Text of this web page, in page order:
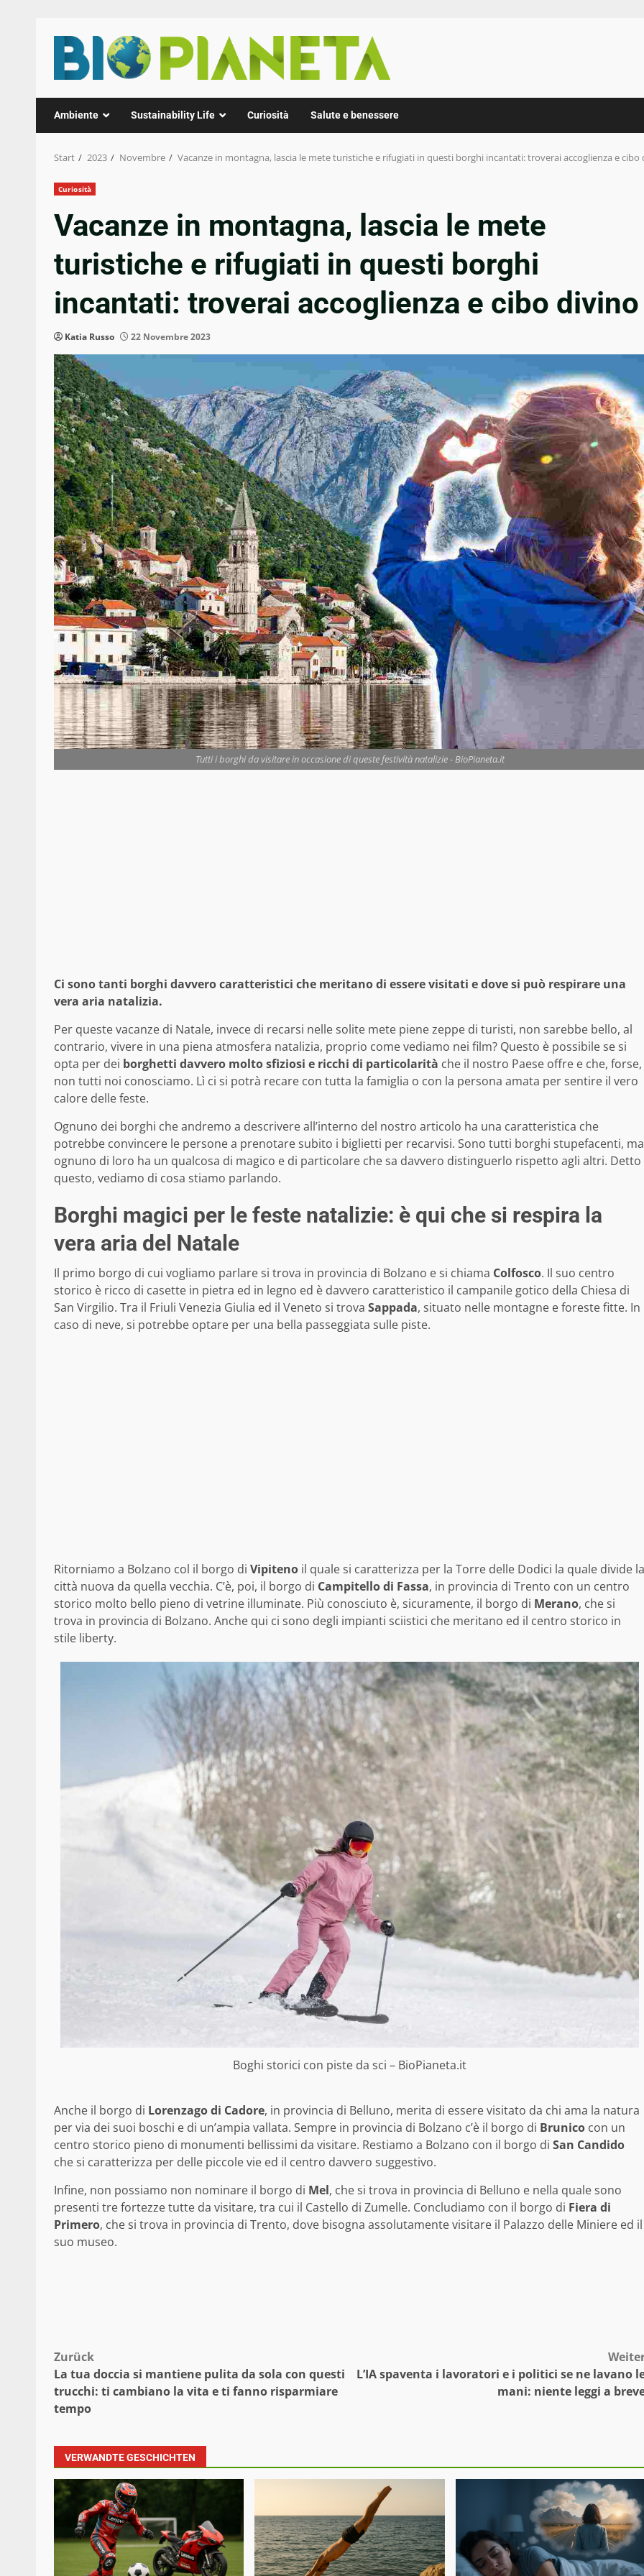
Inhalt
springen
Ambiente Sustainability Life Curiosità Salute e benessere
Start 2023 Novembre Vacanze in montagna, lascia le mete turistiche e rifugiati in questi borghi incantati: troverai accoglienza e cibo
Curiosità
Vacanze in montagna, lascia le mete
turistiche e rifugiati in questi borghi
incantati: troverai accoglienza e cibo divino
Katia Russo 22 Novembre 2023
Tutti i borghi da visitare in occasione di queste festività natalizie - BioPianeta.it
Ci sono tanti borghi davvero caratteristici che meritano di essere visitati e dove si può respirare una
vera aria natalizia.
Per queste vacanze di Natale, invece di recarsi nelle solite mete piene zeppe di turisti, non sarebbe bello, al
contrario, vivere in una piena atmosfera natalizia, proprio come vediamo nei film? Questo è possibile se si
opta per dei borghetti davvero molto sfiziosi e ricchi di particolarità che il nostro Paese offre e che, forse,
non tutti noi conosciamo. Lì ci si potrà recare con tutta la famiglia o con la persona amata per sentire il vero
calore delle feste.
Ognuno dei borghi che andremo a descrivere all’interno del nostro articolo ha una caratteristica che
potrebbe convincere le persone a prenotare subito i biglietti per recarvisi. Sono tutti borghi stupefacenti, ma
ognuno di loro ha un qualcosa di magico e di particolare che sa davvero distinguerlo rispetto agli altri. Detto
questo, vediamo di cosa stiamo parlando.
Borghi magici per le feste natalizie: è qui che si respira la
vera aria del Natale
Il primo borgo di cui vogliamo parlare si trova in provincia di Bolzano e si chiama Colfosco. Il suo centro
storico è ricco di casette in pietra ed in legno ed è davvero caratteristico il campanile gotico della Chiesa di
San Virgilio. Tra il Friuli Venezia Giulia ed il Veneto si trova Sappada, situato nelle montagne e foreste fitte. In
caso di neve, si potrebbe optare per una bella passeggiata sulle piste.
Ritorniamo a Bolzano col il borgo di Vipiteno il quale si caratterizza per la Torre delle Dodici la quale divide la
città nuova da quella vecchia. C’è, poi, il borgo di Campitello di Fassa, in provincia di Trento con un centro
storico molto bello pieno di vetrine illuminate. Più conosciuto è, sicuramente, il borgo di Merano, che si
trova in provincia di Bolzano. Anche qui ci sono degli impianti sciistici che meritano ed il centro storico in
stile liberty.
Boghi storici con piste da sci – BioPianeta.it
Anche il borgo di Lorenzago di Cadore, in provincia di Belluno, merita di essere visitato da chi ama la natura
per via dei suoi boschi e di un’ampia vallata. Sempre in provincia di Bolzano c’è il borgo di Brunico con un
centro storico pieno di monumenti bellissimi da visitare. Restiamo a Bolzano con il borgo di San Candido
che si caratterizza per delle piccole vie ed il centro davvero suggestivo.
Infine, non possiamo non nominare il borgo di Mel, che si trova in provincia di Belluno e nella quale sono
presenti tre fortezze tutte da visitare, tra cui il Castello di Zumelle. Concludiamo con il borgo di Fiera di
Primero, che si trova in provincia di Trento, dove bisogna assolutamente visitare il Palazzo delle Miniere ed il
suo museo.
Beitragsnavigation
Zurück
La tua doccia si mantiene pulita da sola con questi
trucchi: ti cambiano la vita e ti fanno risparmiare
tempo
L’IA spaventa i lavoratori e i politici se ne lavano
mani: niente leggi a
VERWANDTE GESCHICHTEN